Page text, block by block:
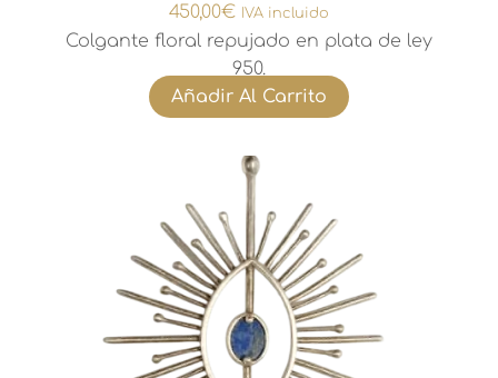
450,00€ IVA incluido
Colgante floral repujado en plata de ley
950.
Añadir Al Carrito